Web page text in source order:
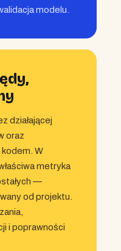
modelu.
działającej
oraz
W
metryka
—
od projektu.
i poprawności